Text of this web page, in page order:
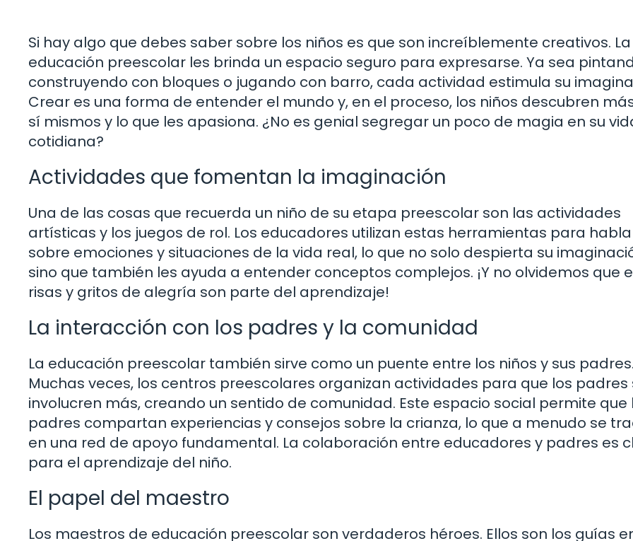
Si hay algo que debes saber sobre los niños es que son increíblemente creativos. La
educación preescolar les brinda un espacio seguro para expresarse. Ya sea
construyendo con bloques o jugando con barro, cada actividad estimula su
Crear es una forma de entender el mundo y, en el proceso, los niños descubren
sí mismos y lo que les apasiona. ¿No es genial segregar un poco de magia en su
cotidiana?
Actividades que fomentan la imaginación
Una de las cosas que recuerda un niño de su etapa preescolar son las actividades
artísticas y los juegos de rol. Los educadores utilizan estas herramientas para
sobre emociones y situaciones de la vida real, lo que no solo despierta su
sino que también les ayuda a entender conceptos complejos. ¡Y no olvidemos que
risas y gritos de alegría son parte del aprendizaje!
La interacción con los padres y la comunidad
La educación preescolar también sirve como un puente entre los niños y sus
Muchas veces, los centros preescolares organizan actividades para que los padres
involucren más, creando un sentido de comunidad. Este espacio social permite que
padres compartan experiencias y consejos sobre la crianza, lo que a menudo se
en una red de apoyo fundamental. La colaboración entre educadores y padres es
para el aprendizaje del niño.
El papel del maestro
Los maestros de educación preescolar son verdaderos héroes. Ellos son los guías